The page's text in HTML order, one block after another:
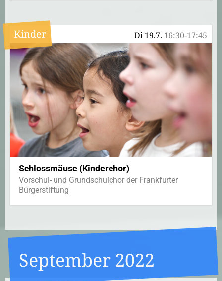
Di 19.7. 16:30-17:45
Kinder
Schlossmäuse (Kinderchor)
Vorschul- und Grundschulchor der Frankfurter
Bürgerstiftung
September 2022